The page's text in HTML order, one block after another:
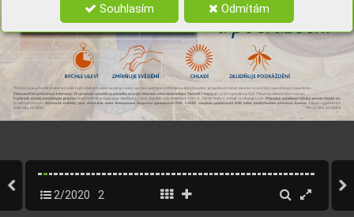
Souhlasím Odmítám
2/2020 2